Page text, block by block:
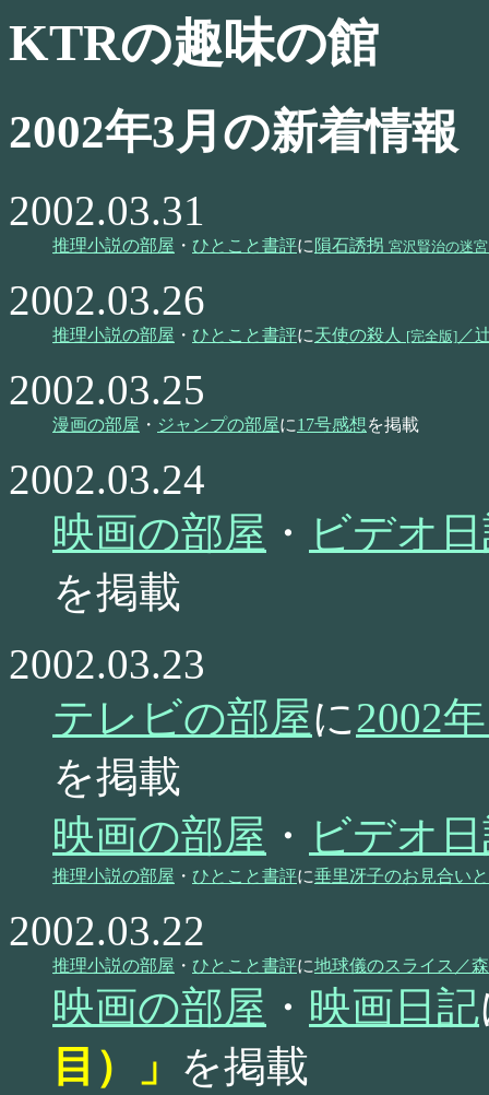
KTRの趣味の館
2002年3月の新着情報
2002.03.31
推理小説の部屋 ・ ひとこと書評に 隕石誘拐 宮沢賢治の迷宮
2002.03.26
推理小説の部屋 ・ ひとこと書評に天使の殺人 [完全版] ／
2002.03.25
漫画の部屋 ・ ジャンプの部屋に17号感想を掲載
2002.03.24
映画の部屋 ・ ビデオ
を掲載
2002.03.23
テレビの部屋に2002
を掲載
映画の部屋 ・ ビデオ
推理小説の部屋 ・ ひとこと書評に垂里冴子のお見合い
2002.03.22
推理小説の部屋 ・ ひとこと書評に地球儀のスライス／
映画の部屋 ・ 映画日記
目）」 を掲載